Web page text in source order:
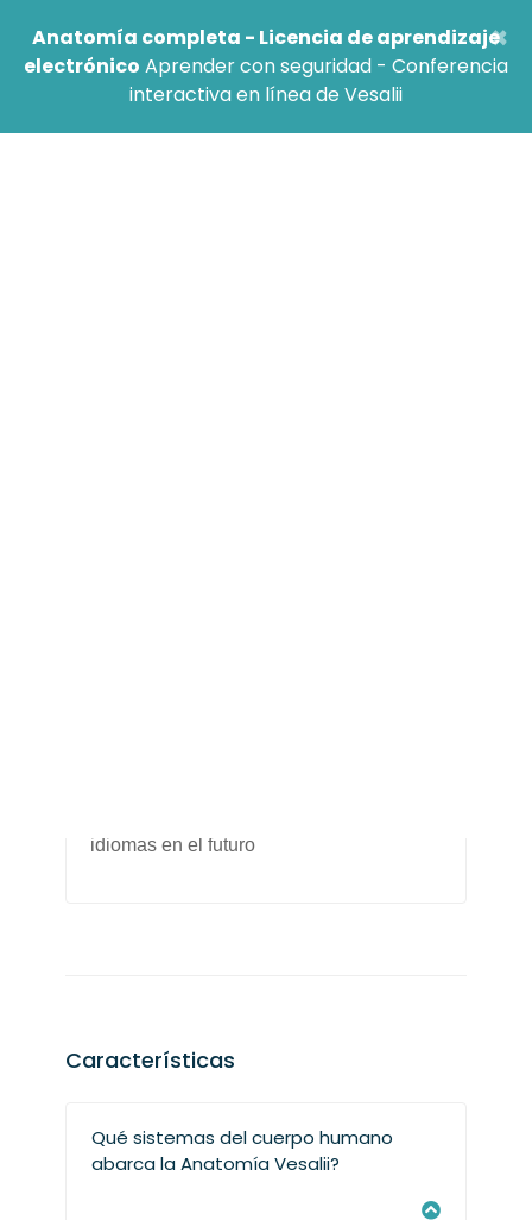
Anatomía completa - Licencia de aprendizaje
electrónico Aprender con seguridad - Conferencia
interactiva en línea de Vesalii
×
idiomas en el futuro
Características
Qué sistemas del cuerpo humano
abarca la Anatomía Vesalii?